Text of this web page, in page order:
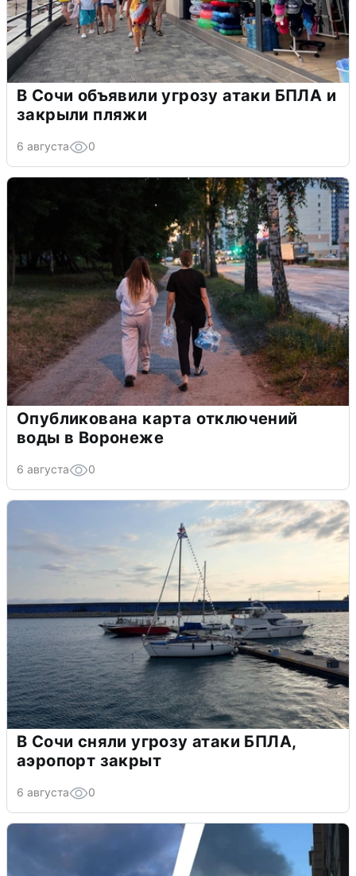
В Сочи объявили угрозу атаки БПЛА и
закрыли пляжи
6 августа 0
Опубликована карта отключений
воды в Воронеже
6 августа 0
В Сочи сняли угрозу атаки БПЛА,
аэропорт закрыт
6 августа 0